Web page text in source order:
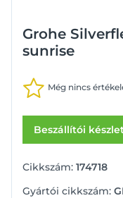
Grohe
sunrise
Még nincs
Beszállítói
Cikkszám: 174718
Gyártói cikkszám: